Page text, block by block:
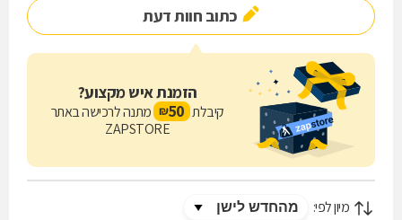
כתוב חוות דעת
הזמנת איש מקצוע?
קיבלת 50
₪ מתנה לרכישה באתר
ZAPSTORE
מיון לפי: